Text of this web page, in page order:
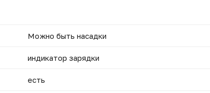
Можно быть насадки
индикатор зарядки
есть